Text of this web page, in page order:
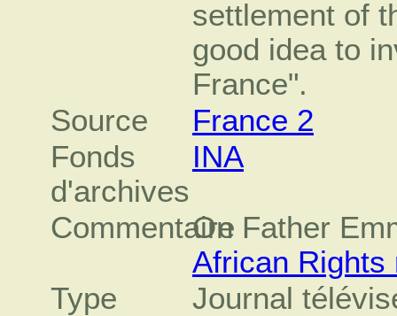
settlement of
good idea to
France".
Source
France 2
Fonds
d'archives
INA
CommentaireOn Father
African Rights
Type
Journal